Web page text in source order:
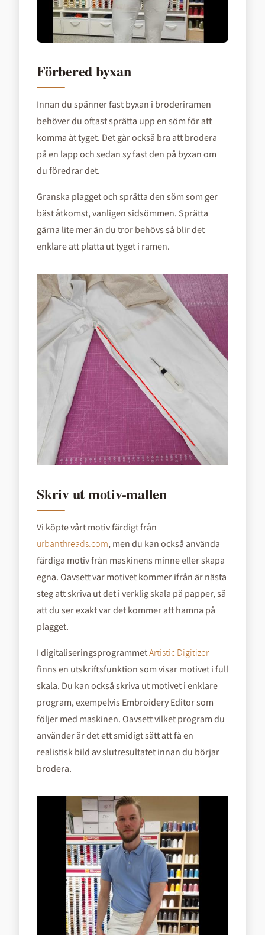
Förbered byxan
Innan du spänner fast byxan i broderiramen
behöver du oftast sprätta upp en söm för att
komma åt tyget. Det går också bra att brodera
på en lapp och sedan sy fast den på byxan om
du föredrar det.
Granska plagget och sprätta den söm som ger
bäst åtkomst, vanligen sidsömmen. Sprätta
gärna lite mer än du tror behövs så blir det
enklare att platta ut tyget i ramen.
Skriv ut motiv-mallen
Vi köpte vårt motiv färdigt från
urbanthreads.com, men du kan också använda
färdiga motiv från maskinens minne eller skapa
egna. Oavsett var motivet kommer ifrån är nästa
steg att skriva ut det i verklig skala på papper, så
att du ser exakt var det kommer att hamna på
plagget.
I digitaliseringsprogrammetArtistic Digitizer
finns en utskriftsfunktion som visar motivet i full
skala. Du kan också skriva ut motivet i enklare
program, exempelvis Embroidery Editor som
följer med maskinen. Oavsett vilket program du
använder är det ett smidigt sätt att få en
realistisk bild av slutresultatet innan du börjar
brodera.